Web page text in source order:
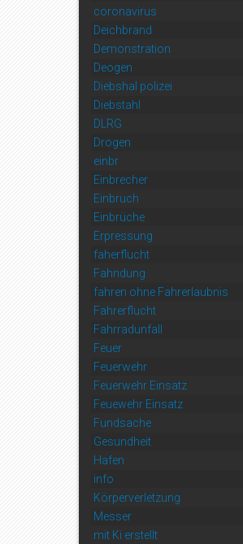
coronavirus
Deichbrand
Demonstration
Deogen
Diebshal polizei
Diebstahl
DLRG
Drogen
einbr
Einbrecher
Einbruch
Einbrüche
Erpressung
faherflucht
Fahndung
fahren ohne Fahrerlaubnis
Fahrerflucht
Fahrradunfall
Feuer
Feuerwehr
Feuerwehr Einsatz
Feuewehr Einsatz
Fundsache
Gesundheit
Hafen
info
Körperverletzung
Messer
mit Ki erstellt